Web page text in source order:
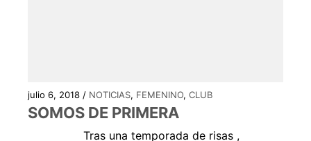
julio 6, 2018 / NOTICIAS, FEMENINO,CLUB
SOMOS DE PRIMERA
Tras una temporada de risas ,